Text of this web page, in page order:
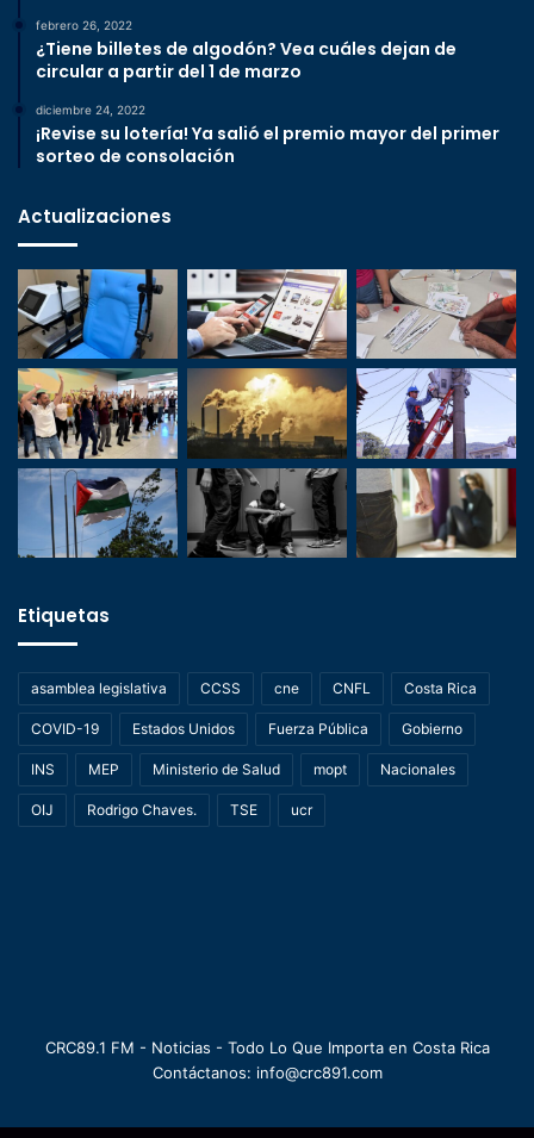
febrero 26, 2022
¿Tiene billetes de algodón? Vea cuáles dejan de
circular a partir del 1 de marzo
diciembre 24, 2022
¡Revise su lotería! Ya salió el premio mayor del primer
sorteo de consolación
Actualizaciones
Etiquetas
asamblea legislativa CCSS cne CNFL Costa Rica
COVID-19 Estados Unidos Fuerza Pública Gobierno
INS MEP Ministerio de Salud mopt Nacionales
OIJ Rodrigo Chaves. TSE ucr
CRC89.1 FM - Noticias - Todo Lo Que Importa en Costa Rica
Contáctanos: info@crc891.com